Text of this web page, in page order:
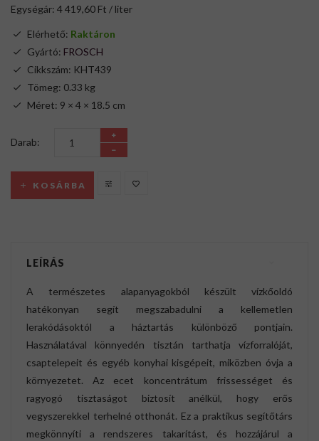
Egységár: 4 419,60 Ft / liter
Elérhető: Raktáron
Gyártó: FROSCH
Cikkszám: KHT439
Tömeg: 0.33 kg
Méret: 9 × 4 × 18.5 cm
Darab:
KOSÁRBA
LEÍRÁS
A természetes alapanyagokból készült vízkőoldó
hatékonyan segít megszabadulni a kellemetlen
lerakódásoktól a háztartás különböző pontjain.
Használatával könnyedén tisztán tarthatja vízforralóját,
csaptelepeit és egyéb konyhai kisgépeit, miközben óvja a
környezetet. Az ecet koncentrátum frissességet és
ragyogó tisztaságot biztosít anélkül, hogy erős
vegyszerekkel terhelné otthonát. Ez a praktikus segítőtárs
megkönnyíti a rendszeres takarítást, és hozzájárul a